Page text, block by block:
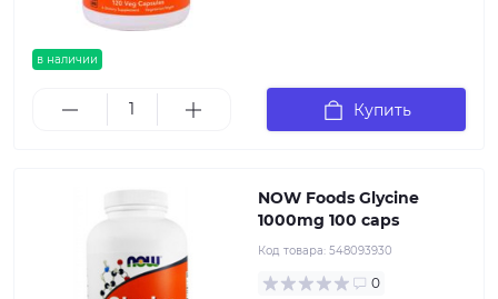
в наличии
Купить
NOW Foods Glycine
1000mg 100 caps
Код товара: 548093930
0